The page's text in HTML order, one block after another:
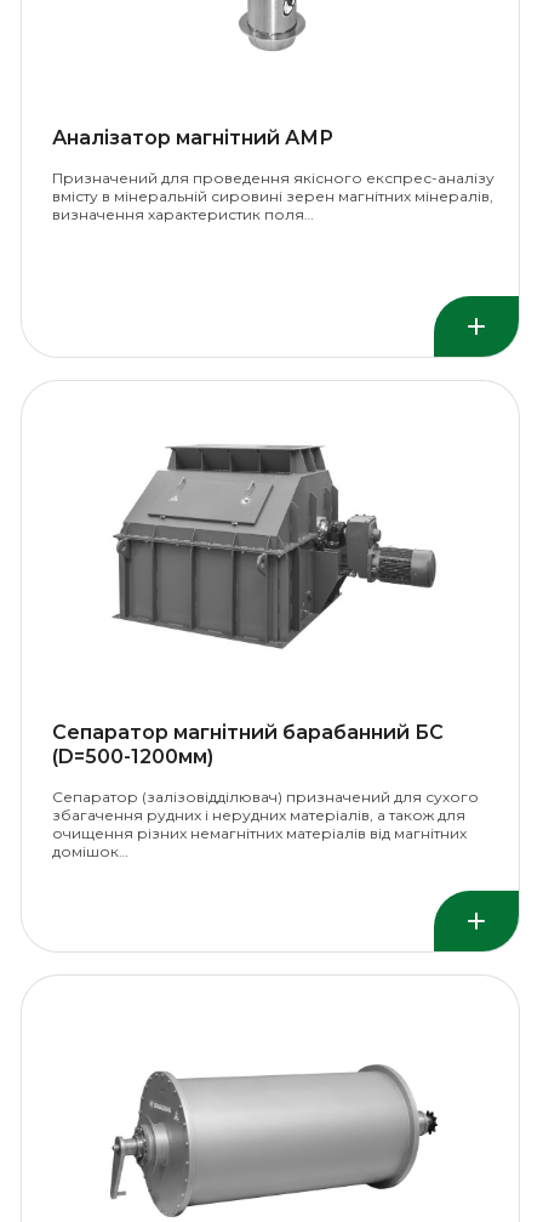
Аналізатор магнітний АМР
Призначений для проведення якісного експрес-аналізу
вмісту в мінеральній сировині зерен магнітних мінералів,
визначення характеристик поля…
Сепаратор магнітний барабанний БС
(D=500-1200мм)
Сепаратор (залізовідділювач) призначений для сухого
збагачення рудних і нерудних матеріалів, а також для
очищення різних немагнітних матеріалів від магнітних
домішок…